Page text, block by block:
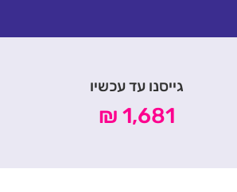
גייסנו עד עכשיו
1,681 ₪